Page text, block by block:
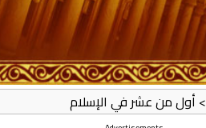
> أول من عشر في الإسلام